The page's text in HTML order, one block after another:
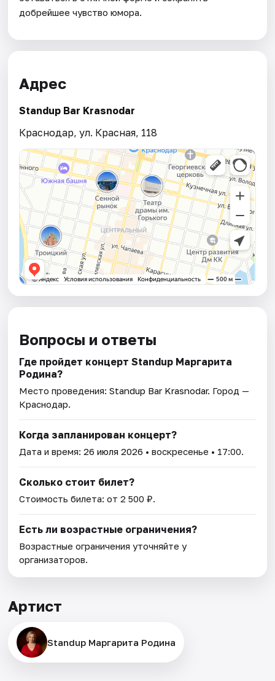
добрейшее чувство юмора.
Адрес
Standup Bar Krasnodar
Краснодар, ул. Красная, 118
Вопросы и ответы
Где пройдет концерт Standup Маргарита
Родина?
Место проведения:Standup Bar Krasnodar. Город —
Краснодар.
Когда запланирован концерт?
Дата и время:26 июля 2026 • воскресенье • 17:00.
Сколько стоит билет?
Стоимость билета: от 2 500 ₽.
Есть ли возрастные ограничения?
Возрастные ограничения уточняйте у
организаторов.
Артист
Standup Маргарита Родина